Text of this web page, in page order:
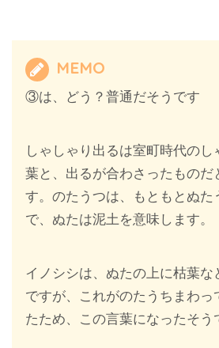
MEMO
③は、どう？普通だそうです
しゃしゃり出るは室町時代の
葉と、出るが合わさったものだ
す。のたうつは、もともとぬた
で、ぬたは泥土を意味します。
イノシシは、ぬたの上に枯葉な
ですが、これがのたうちまわっ
たため、この言葉になったそう